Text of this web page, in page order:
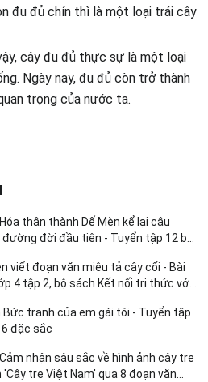
đu đủ chín thì là một loại trái cây
cây đu đủ thực sự là một loại
Ngày nay, đu đủ còn trở thành
trọng của nước ta.
thân thành Dế Mèn kể lại câu
đời đầu tiên - Tuyển tập 12 bài
viết đoạn văn miêu tả cây cối - Bài
4 tập 2, bộ sách Kết nối tri thức với
tranh của em gái tôi - Tuyển tập
đặc sắc
nhận sâu sắc về hình ảnh cây tre
tre Việt Nam' qua 8 đoạn văn